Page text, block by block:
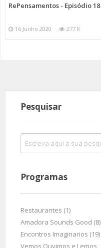
RePensamentos - Episódio 18
16 Junho 2020 277 K
Pesquisar
Programas
Restaurantes (1)
Amadora Sounds Good (8)
Encontros Imaginarios (19)
Vemos Ouvimos e Lemos